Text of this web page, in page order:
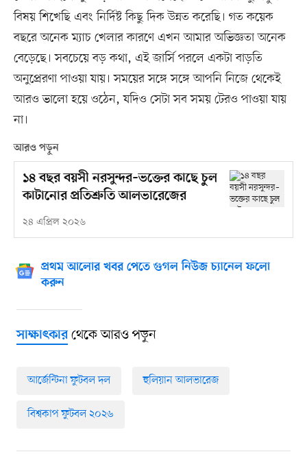
বিষয় শিখেছি এবং নির্দিষ্ট কিছু দিক উন্নত করেছি। গত কয়েক
বছরে অনেক ম্যাচ খেলার কারণে এখন আমার অভিজ্ঞতা অনেক
বেড়েছে। সবচেয়ে বড় কথা, এই জার্সি পরলে একটা বাড়তি
অনুপ্রেরণা পাওয়া যায়। সময়ের সঙ্গে সঙ্গে আপনি নিজে থেকেই
আরও ভালো হয়ে ওঠেন, যদিও সেটা সব সময় টেরও পাওয়া যায়
না।
আরও পড়ুন
১৪ বছর বয়সী নরসুন্দর–ভক্তের কাছে চুল
কাটানোর প্রতিশ্রুতি আলভারেজের
২৪ এপ্রিল ২০২৬
প্রথম আলোর খবর পেতে গুগল নিউজ চ্যানেল ফলো
করুন
সাক্ষাৎকারথেকে আরও পড়ুন
আর্জেন্টিনা ফুটবল দল হুলিয়ান আলভারেজ
বিশ্বকাপ ফুটবল ২০২৬